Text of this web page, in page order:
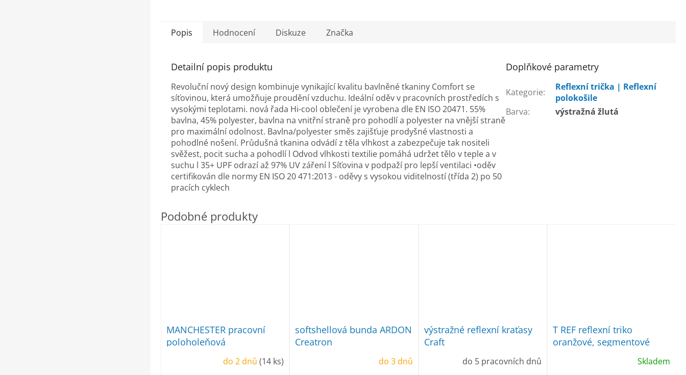
Popis Hodnocení Diskuze Značka
Detailní popis produktu
Revoluční nový design kombinuje vynikající kvalitu bavlněné tkaniny Comfort se
síťovinou, která umožňuje proudění vzduchu. Ideální oděv v pracovních prostředích s
vysokými teplotami. nová řada Hi-cool oblečení je vyrobena dle EN ISO 20471. 55%
bavlna, 45% polyester, bavlna na vnitřní straně pro pohodlí a polyester na vnější straně
pro maximální odolnost. Bavlna/polyester směs zajišťuje prodyšné vlastnosti a
pohodlné nošení. Průdušná tkanina odvádí z těla vlhkost a zabezpečuje tak nositeli
svěžest, pocit sucha a pohodlí l Odvod vlhkosti textilie pomáhá udržet tělo v teple a v
suchu l 35+ UPF odrazí až 97% UV záření l Síťovina v podpaží pro lepší ventilaci •oděv
certifikován dle normy EN ISO 20 471:2013 - oděvy s vysokou viditelností (třída 2) po 50
pracích cyklech
Doplňkové parametry
Kategorie:
Reflexní trička | Reflexní
polokošile
Barva: výstražná žlutá
MANCHESTER pracovní
poloholeňová
do 2 dnů(14 ks)
softshellová bunda ARDON
Creatron
do 3 dnů
výstražné reflexní kraťasy
Craft
do 5 pracovních dnů
T REF reflexní triko
oranžové, segmentové
Skladem